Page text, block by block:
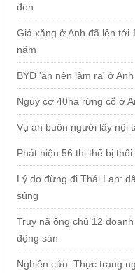
đen
Giá xăng ở Anh đã lên tới
năm
BYD 'ăn nên làm ra' ở Anh
Nguy cơ 40ha rừng cổ ở
Vụ án buôn người lấy nội
Phát hiện 56 thi thể bị
Lý do đừng đi Thái Lan:
súng
Truy nã ông chủ 12
động sản
Nghiên cứu: Thực trạng